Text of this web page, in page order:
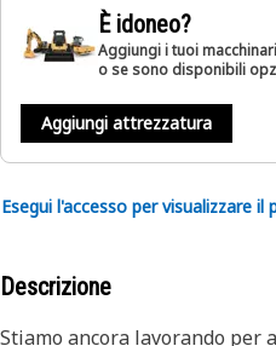
È idoneo?
Aggiungi i tuoi
o se sono disponibili
Aggiungi attrezzatura
Esegui l'accesso per visualizzare il
Descrizione
Stiamo ancora lavorando per